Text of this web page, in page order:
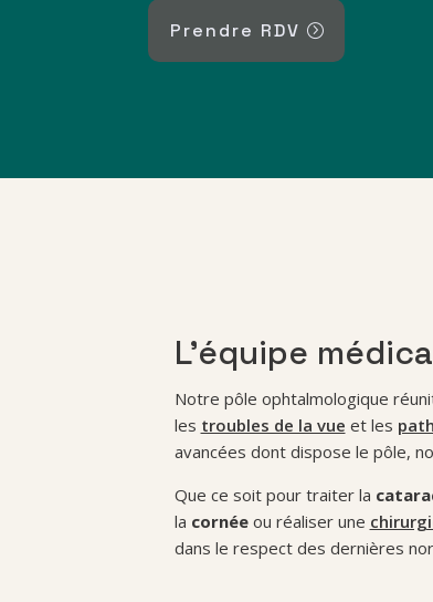
Prendre RDV
L’équipe
Notre pôle ophtalmologique
les troubles de la vue et les
avancées dont dispose le pôle,
Que ce soit pour traiter la
la cornée ou réaliser une
dans le respect des dernières